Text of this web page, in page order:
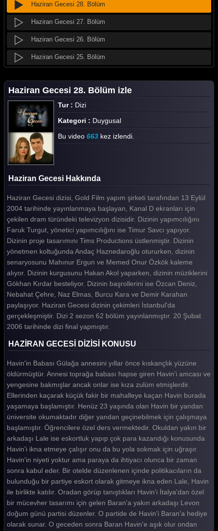
Haziran Gecesi 28. Bölüm
Haziran Gecesi 27. Bölüm
Haziran Gecesi 26. Bölüm
Haziran Gecesi 25. Bölüm
Haziran Gecesi 23. Bölüm
Haziran Gecesi 22. Bölüm
Haziran Gecesi 21. Bölüm
Haziran Gecesi 20. Bölüm
Haziran Gecesi 19. Bölüm
Haziran Gecesi 18. Bölüm
Haziran Gecesi 17. Bölüm
Haziran Gecesi 16. Bölüm
Haziran Gecesi 15. Bölüm
Haziran Gecesi 14. Bölüm
Haziran Gecesi 13. Bölüm
Haziran Gecesi 12. Bölüm
Haziran Gecesi 11. Bölüm
Haziran Gecesi 10. Bölüm
Haziran Gecesi 9. Bölüm
Haziran Gecesi 7. Bölüm
Haziran Gecesi 6. Bölüm
Haziran Gecesi 5. Bölüm
Haziran Gecesi 4. Bölüm
Haziran Gecesi 3. Bölüm
Haziran Gecesi 2. Bölüm
Haziran Gecesi 1. Bölüm
Tüm Bölümleri Göster
Haziran Gecesi 28. Bölüm izle
Tur : Dizi
Kategori : Duygusal
Bu video 663 kez izlendi.
Haziran Gecesi Hakkında
Haziran Gecesi dizisi, Gold Film yapım şirketi tarafından 13 Eylül
2004 tarihinde yayınlanmaya başlayan, Kanal D ekranları için
çekilen dram türündeki televizyon dizisidir. Dizinin yapımcılığını
Faruk Turgut, yönetici yapımcılığını ise Timur Savcı yapıyor.
Dizinin proje tasarımını Tims Productions üstlenmiştir. Dizinin
yönetmen koltuğunda Andaç Haznedaroğlu otururken, dizinin
senaryosunu Mahınur Ergun ve Memed Onur Özkök kaleme
alıyor. Dizinin kurgusunu Hakan Akol yaparken, dizinin müziklerini
Gökhan Kırdar besteliyor. Dizinin başrollerini ise Özcan Deniz,
Nebahat Çehre, Naz Elmas, Burcu Kara ve Demir Karahan
paylaşıyor. Haziran Gecesi dizinin çekimleri İstanbul'da
gerçekleşmiştir. Dizi 2 sezon 62 bölüm yayınlanmıştır. 20 Şubat
2006 tarihinde dizi final yapmıştır.
HAZİRAN GECESİ DİZİSİ KONUSU
Havin'in Babası Gülağa annesini yıllar önce kıskançlık yüzüne
öldürmüştür. Annesi toprağa babası hapse giren Havin'i amcası ve
yengesine bakmışlar ancak onlar ise kıza zulüm etmişlerdir.
Ellerinden kaçarak küçük fakir bir mahalleye kaçan Havin burada
yaşamaya başlamıştır. Henüz 23 yaşında olan Havin bir yandan
üniversite okumaktadır diğer yandan geçinebilmek için çalışmaya
başlamıştır. Öğrencilere özel ders vermektedir. Okuldan yakın bir
arkadaşı Lale ise eskortluk yapıp çok para kazandığı konusunda
Havin'i ikna etmeye çalışır onu da bu yola sokmak için uğraşır.
Havin'in niyeti yoktur ama paraya da ihtiyacı olunca bir zaman
sonra kabul eder. Bir otelde düzenlenen içinde politikacıların da
bulunduğu bir partiye eskort olarak gitmeye ikna eden Lale, Havin
ile birlikte katılır. Oradan görüp tanıştıkları Havin'i İtalya'dan özel
bir mücevher tasarımı için gelen Baran'a yakın arkadaşı Levon
doğum günü partisi düzenler. O partide de Havin'i Baran'a hediye
olarak sunar. O geceden sonra Baran Havin'e aşık olur ondan